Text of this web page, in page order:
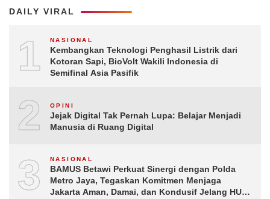
DAILY VIRAL
1 NASIONAL
Kembangkan Teknologi Penghasil Listrik dari
Kotoran Sapi, BioVolt Wakili Indonesia di
Semifinal Asia Pasifik
2 OPINI
Jejak Digital Tak Pernah Lupa: Belajar Menjadi
Manusia di Ruang Digital
3 NASIONAL
BAMUS Betawi Perkuat Sinergi dengan Polda
Metro Jaya, Tegaskan Komitmen Menjaga
Jakarta Aman, Damai, dan Kondusif Jelang HUT